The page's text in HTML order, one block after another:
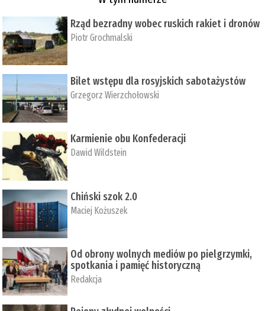
Rząd bezradny wobec ruskich rakiet i dronów
Piotr Grochmalski
Bilet wstępu dla rosyjskich sabotażystów
Grzegorz Wierzchołowski
Karmienie obu Konfederacji
Dawid Wildstein
Chiński szok 2.0
Maciej Kożuszek
Od obrony wolnych mediów po pielgrzymki,
spotkania i pamięć historyczną
Redakcja